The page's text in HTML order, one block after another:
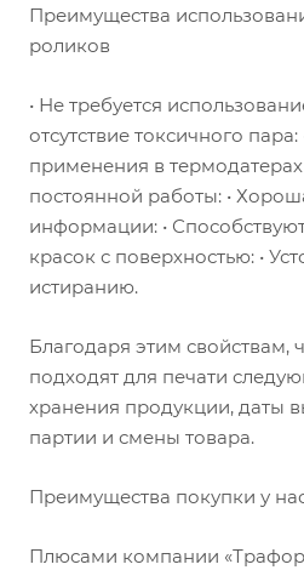
Преимущества
роликов
• Не требуется
отсутствие токсичного
применения в
постоянной работы: •
информации: •
красок с поверхностью: •
истиранию.
Благодаря этим свойствам,
подходят для печати
хранения продукции, даты
партии и смены товара.
Преимущества покупки у
Плюсами компании